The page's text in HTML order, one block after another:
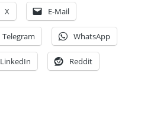
X E-Mail
Telegram WhatsApp
LinkedIn Reddit